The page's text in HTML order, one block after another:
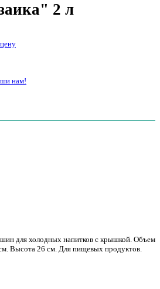
2 л
нам!
для холодных напитков с крышкой. Объем
Высота 26 см. Для пищевых продуктов.